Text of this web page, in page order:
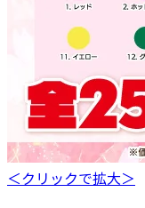
＜クリックで拡大＞